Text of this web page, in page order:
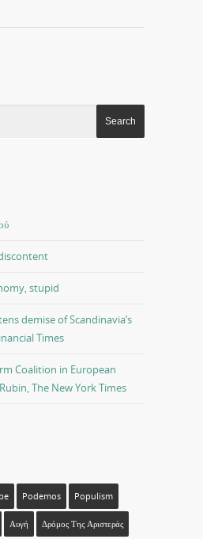
stupid
demise of Scandinavia’s
Times
Coalition in European
The New York Times
Podemos Populism
Αυγή Δρόμος Της Αριστεράς